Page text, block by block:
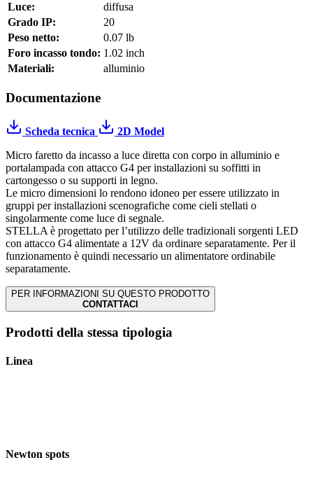
Luce:
diffusa
Grado IP:
20
Peso netto:
0.07 lb
Foro incasso tondo: 1.02 inch
Materiali:
alluminio
Documentazione
Scheda tecnica
2D Model
Micro faretto da incasso a luce diretta con corpo in alluminio e
portalampada con attacco G4 per installazioni su soffitti in
cartongesso o su supporti in legno.
Le micro dimensioni lo rendono idoneo per essere utilizzato in
gruppi per installazioni scenografiche come cieli stellati o
singolarmente come luce di segnale.
STELLA è progettato per l’utilizzo delle tradizionali sorgenti LED
con attacco G4 alimentate a 12V da ordinare separatamente. Per il
funzionamento è quindi necessario un alimentatore ordinabile
separatamente.
PER INFORMAZIONI SU QUESTO PRODOTTO
CONTATTACI
Prodotti della stessa tipologia
Linea
Newton spots